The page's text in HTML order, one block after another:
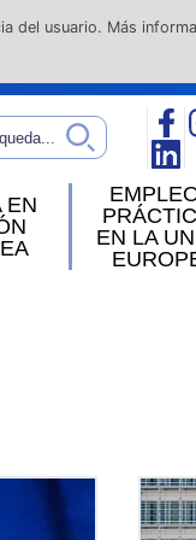
del usuario. Más
EN
EN LA
Políticas
información
Consejo de
Europa